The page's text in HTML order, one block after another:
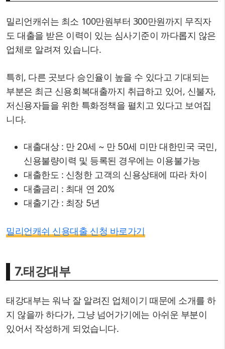
밀리언캐쉬는 최소 100만원부터 300만원까지 무직자
도 대출을 받은 이력이 있는 심사기준이 까다롭지 않은
업체로 알려져 있습니다.
특히, 다른 곳보다 승인율이 높을 수 있다고 기대되는
부분은 최근 신용회복대출까지 취급하고 있어, 신불자,
저신용자들을 위한 특화정책을 펼치고 있다고 보여집
니다.
대출대상 : 만 20세 ~ 만 50세 미만 대한민국 국민,
신용불량이력 및 등록된 경우에는 이용불가능
대출한도 : 신청한 고객의 신용상태에 따라 차이
대출금리 : 최대 연 20%
대출기간 : 최장 5년
밀리언캐쉬 신용대출 신청 바로가기
7.태강대부
태강대부는 워낙 잘 알려진 업체이기 때문에 소개를 하
지 않을까 하다가, 그냥 넘어가기에는 아쉬운 부분이
있어서 작성하게 되었습니다.